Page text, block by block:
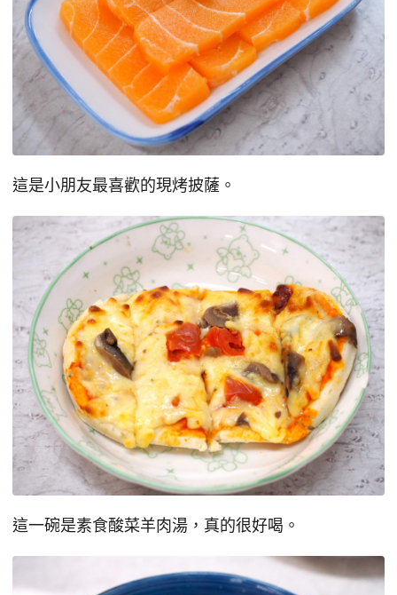
這是小朋友最喜歡的現烤披薩。
這一碗是素食酸菜羊肉湯，真的很好喝。